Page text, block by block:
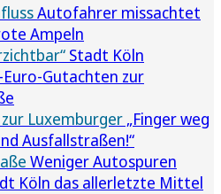
Autofahrer missachtet
Ampeln
Stadt Köln
Gutachten zur
Luxemburger „Finger weg
Ausfallstraßen!“
Weniger Autospuren
Köln das allerletzte Mittel